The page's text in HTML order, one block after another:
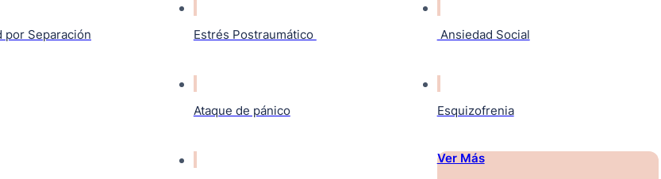
por Separación Estrés Postraumático Ansiedad Social
Ataque de pánico Esquizofrenia
Ver Más